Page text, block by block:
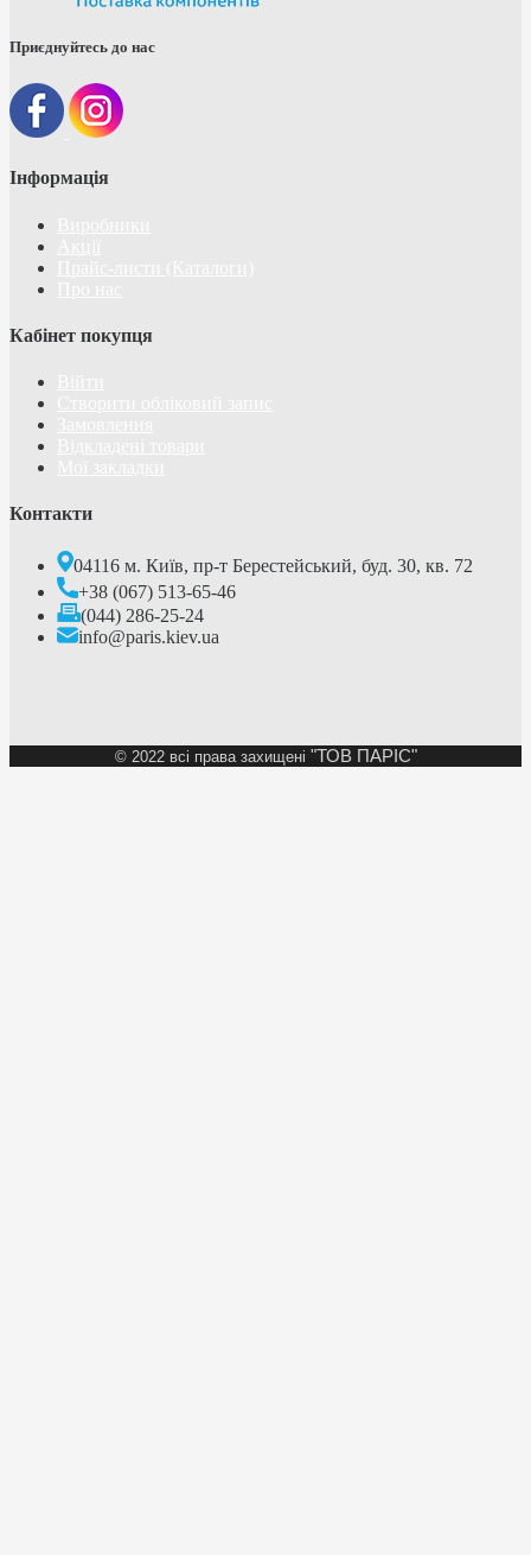
Приєднуйтесь до нас
Інформація
Кабінет покупця
Контакти
04116 м. Київ, пр-т Берестейський, буд. 30, кв. 72
+38 (067) 513-65-46
(044) 286-25-24
info@paris.kiev.ua
© 2022 всі права захищені "ТОВ ПАРІС"